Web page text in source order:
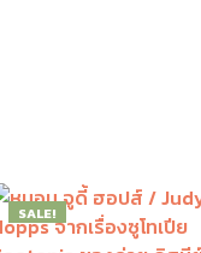
SALE!